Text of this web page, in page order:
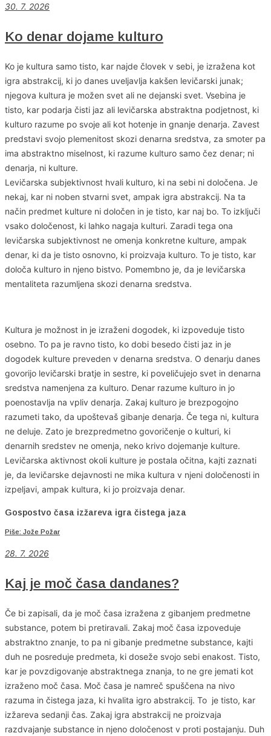
30. 7. 2026
Ko denar dojame kulturo
Ko je kultura samo tisto, kar najde človek v sebi, je izražena kot
igra abstrakcij, ki jo danes uveljavlja kakšen levičarski junak;
njegova kultura je možen svet ali ne dejanski svet. Vsebina je
tisto, kar podarja čisti jaz ali levičarska abstraktna podjetnost, ki
kulturo razume po svoje ali kot hotenje in gnanje denarja. Zavest
predstavi svojo plemenitost skozi denarna sredstva, za smoter pa
ima abstraktno miselnost, ki razume kulturo samo čez denar; ni
denarja, ni kulture.
Levičarska subjektivnost hvali kulturo, ki na sebi ni določena. Je
nekaj, kar ni noben stvarni svet, ampak igra abstrakcij. Na ta
način predmet kulture ni določen in je tisto, kar naj bo. To izključi
vsako določenost, ki lahko nagaja kulturi. Zaradi tega ona
levičarska subjektivnost ne omenja konkretne kulture, ampak
denar, ki da je tisto osnovno, ki proizvaja kulturo. To je tisto, kar
določa kulturo in njeno bistvo. Pomembno je, da je levičarska
mentaliteta razumljena skozi denarna sredstva.
Kultura je možnost in je izraženi dogodek, ki izpoveduje tisto
osebno. To pa je ravno tisto, ko dobi besedo čisti jaz in je
dogodek kulture preveden v denarna sredstva. O denarju danes
govorijo levičarski bratje in sestre, ki poveličujejo svet in denarna
sredstva namenjena za kulturo. Denar razume kulturo in jo
poenostavlja na vpliv denarja. Zakaj kulturo je brezpogojno
razumeti tako, da upoštevaš gibanje denarja. Če tega ni, kultura
ne deluje. Zato je brezpredmetno govoričenje o kulturi, ki
denarnih sredstev ne omenja, neko krivo dojemanje kulture.
Levičarska aktivnost okoli kulture je postala očitna, kajti zaznati
je, da levičarske dejavnosti ne mika kultura v njeni določenosti in
izpeljavi, ampak kultura, ki jo proizvaja denar.
Gospostvo časa izžareva igra čistega jaza
Piše: Jože Požar
28. 7. 2026
Kaj je moč časa dandanes?
Če bi zapisali, da je moč časa izražena z gibanjem predmetne
substance, potem bi pretiravali. Zakaj moč časa izpoveduje
abstraktno znanje, to pa ni gibanje predmetne substance, kajti
duh ne posreduje predmeta, ki doseže svojo sebi enakost. Tisto,
kar je povzdigovanje abstraktnega znanja, to ne gre jemati kot
izraženo moč časa. Moč časa je namreč spuščena na nivo
razuma in čistega jaza, ki hvalita igro abstrakcij. To je tisto, kar
izžareva sedanji čas. Zakaj igra abstrakcij ne proizvaja
razdvajanje substance in njeno določenost v proti postajanju. Duh